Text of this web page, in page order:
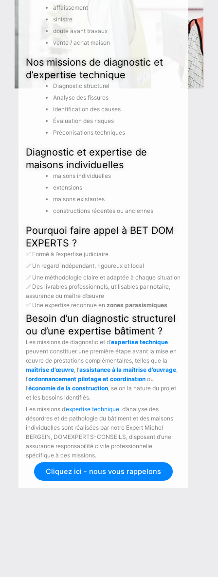
affaissement
sinistre
doute avant travaux
vente / achat maison
Nos missions de diagnostic et
d’expertise technique
Diagnostic structurel
Analyse des fissures
Identification des causes
Évaluation des risques
Préconisations techniques
Diagnostic et expertise de
maisons individuelles
maisons individuelles
extensions
maisons existantes
constructions récentes ou anciennes
Pourquoi faire appel à BET DOM
EXPERTS ?
✅ Formé à l’expertise judiciaire
✅ Un regard indépendant, rigoureux et local
✅ Une méthodologie claire et adaptée à chaque situation
✅ Des livrables professionnels, utilisables par notaire,
assurance ou maître d’œuvre
✅ Une expertise reconnue en zones parasismiques
Besoin d’un diagnostic structurel
ou d’une expertise bâtiment ?
Les missions de diagnostic et d’expertise technique
peuvent constituer une première étape avant la mise en
œuvre de prestations complémentaires, telles que la
maîtrise d’œuvre , l’assistance à la maîtrise d’ouvrage
l’ordonnancement pilotage et coordination ou
l’économie de la construction , selon la nature du projet
et les besoins identifiés.
Les missions d’expertise technique , d’analyse des
désordres et de pathologie du bâtiment et des maisons
individuelles sont réalisées par notre Expert Michel
BERGEIN, DOMEXPERTS-CONSEILS, disposant d’une
assurance responsabilité civile professionnelle
spécifique à ces missions.
Cliquez ici - nous vous rappelons